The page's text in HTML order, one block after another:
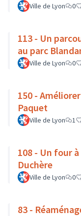
Ville de Lyon 0
113 - Un
au parc
Ville de Lyon 0
150 -
Paquet
Ville de Lyon 1
108 - Un four
Duchère
Ville de Lyon 0
83 -